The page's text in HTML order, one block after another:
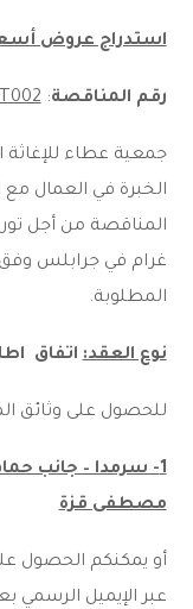
استدراج عروض
رقم المناقصة:
T002
جمعية عطاء للإغاثة
الخبرة في العمال
غرام في جرابلس
المطلوبة.
نوع العقد:اتفاق
للحصول على وثائق
1- سرمدا – جانب
مصطفى قزة
أو يمكنكم الحصول
عبر الإيميل